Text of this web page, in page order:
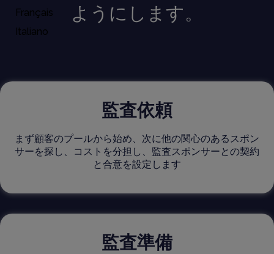
Français
Italiano
ようにします。
監査依頼
まず顧客のプールから始め、次に他の関心のあるスポン
サーを探し、コストを分担し、監査スポンサーとの契約
と合意を設定します
監査準備